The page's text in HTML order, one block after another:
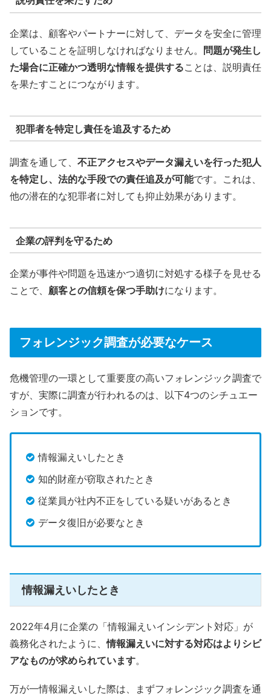
企業は、顧客やパートナーに対して、データを安全に管理
していることを証明しなければなりません。 問題が発生し
た場合に正確かつ透明な情報を提供することは、説明責任
を果たすことにつながります。
犯罪者を特定し責任を追及するため
調査を通して、 不正アクセスやデータ漏えいを行った犯人
を特定し、法的な手段での責任追及が可能です。これは、
他の潜在的な犯罪者に対しても抑止効果があります。
企業の評判を守るため
企業が事件や問題を迅速かつ適切に対処する様子を見せる
ことで、 顧客との信頼を保つ手助けになります。
フォレンジック調査が必要なケース
危機管理の一環として重要度の高いフォレンジック調査で
すが、実際に調査が行われるのは、以下4つのシチュエー
ションです。
情報漏えいしたとき
知的財産が窃取されたとき
従業員が社内不正をしている疑いがあるとき
データ復旧が必要なとき
情報漏えいしたとき
2022年4月に企業の「情報漏えいインシデント対応」が
義務化されたように、情報漏えいに対する対応はよりシビ
アなものが求められています。
万が一情報漏えいした際は、まずフォレンジック調査を通